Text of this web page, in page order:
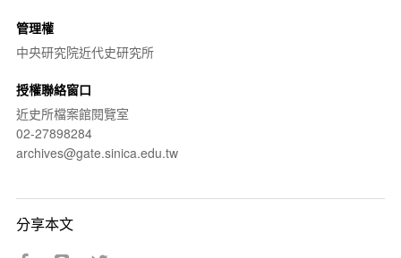
管理權
中央研究院近代史研究所
授權聯絡窗口
近史所檔案館閱覽室
02-27898284
archives@gate.sinica.edu.tw
分享本文